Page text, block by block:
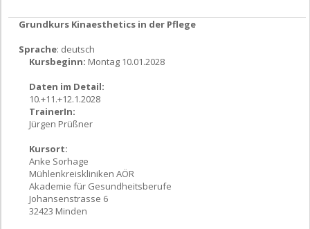
Grundkurs Kinaesthetics in der Pflege
Sprache: deutsch
Kursbeginn: Montag 10.01.2028
Daten im Detail:
10.+11.+12.1.2028
TrainerIn:
Jürgen Prüßner
Kursort:
Anke Sorhage
Mühlenkreiskliniken AÖR
Akademie für Gesundheitsberufe
Johansenstrasse 6
32423 Minden